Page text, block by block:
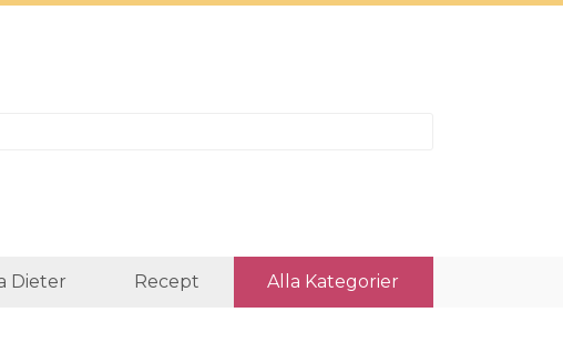
Dieter Recept Alla Kategorier